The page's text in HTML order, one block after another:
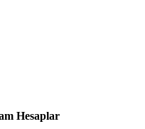
Hesaplar